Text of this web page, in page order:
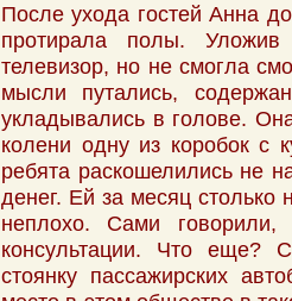
После ухода гостей Анна
протирала полы. Уложив
телевизор, но не смогла
мысли путались,
укладывались в голове.
колени одну из коробок с
ребята раскошелились не
денег. Ей за месяц столько
неплохо. Сами говорили,
консультации. Что еще?
стоянку пассажирских